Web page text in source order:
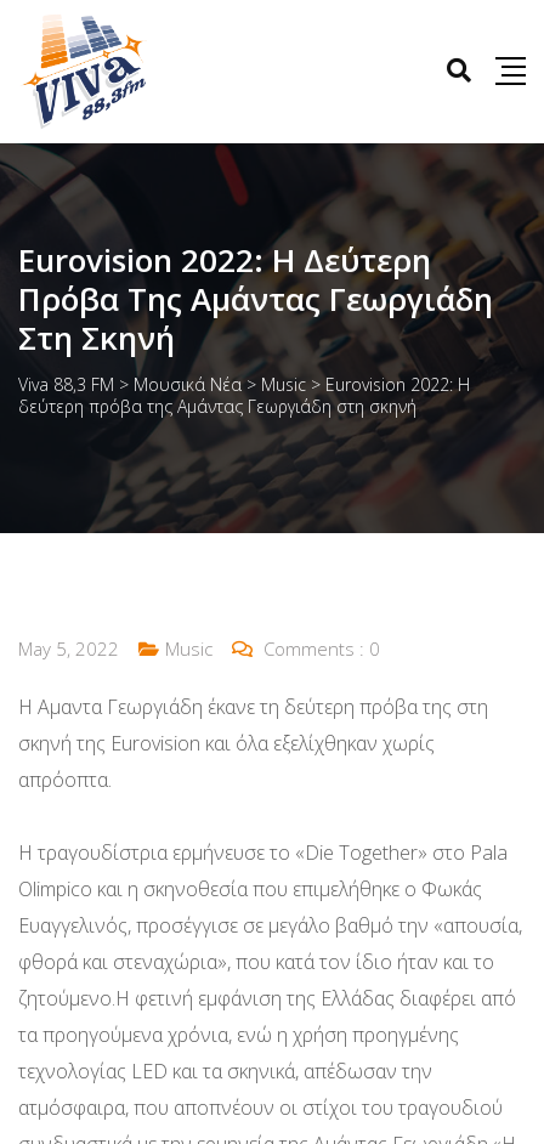
Eurovision 2022: H Δεύτερη
Πρόβα Της Αμάντας Γεωργιάδη
Στη Σκηνή
Viva 88,3 FM > Μουσικά Νέα > Music > Eurovision 2022: H
δεύτερη πρόβα της Αμάντας Γεωργιάδη στη σκηνή
May 5, 2022 Music Comments : 0
Η Αμαντα Γεωργιάδη έκανε τη δεύτερη πρόβα της στη
σκηνή της Eurovision και όλα εξελίχθηκαν χωρίς
απρόοπτα.
Η τραγουδίστρια ερμήνευσε το «Die Together» στο Pala
Olimpico και η σκηνοθεσία που επιμελήθηκε ο Φωκάς
Ευαγγελινός, προσέγγισε σε μεγάλο βαθμό την «απουσία,
φθορά και στεναχώρια», που κατά τον ίδιο ήταν και το
ζητούμενο.Η φετινή εμφάνιση της Ελλάδας διαφέρει από
τα προηγούμενα χρόνια, ενώ η χρήση προηγμένης
τεχνολογίας LED και τα σκηνικά, απέδωσαν την
ατμόσφαιρα, που αποπνέουν οι στίχοι του τραγουδιού